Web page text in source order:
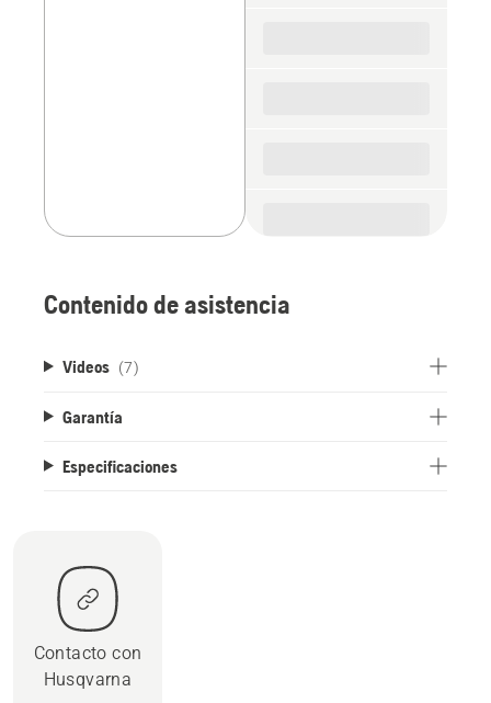
Contenido de asistencia
Videos (7)
Garantía
Especificaciones
Contacto con
Husqvarna